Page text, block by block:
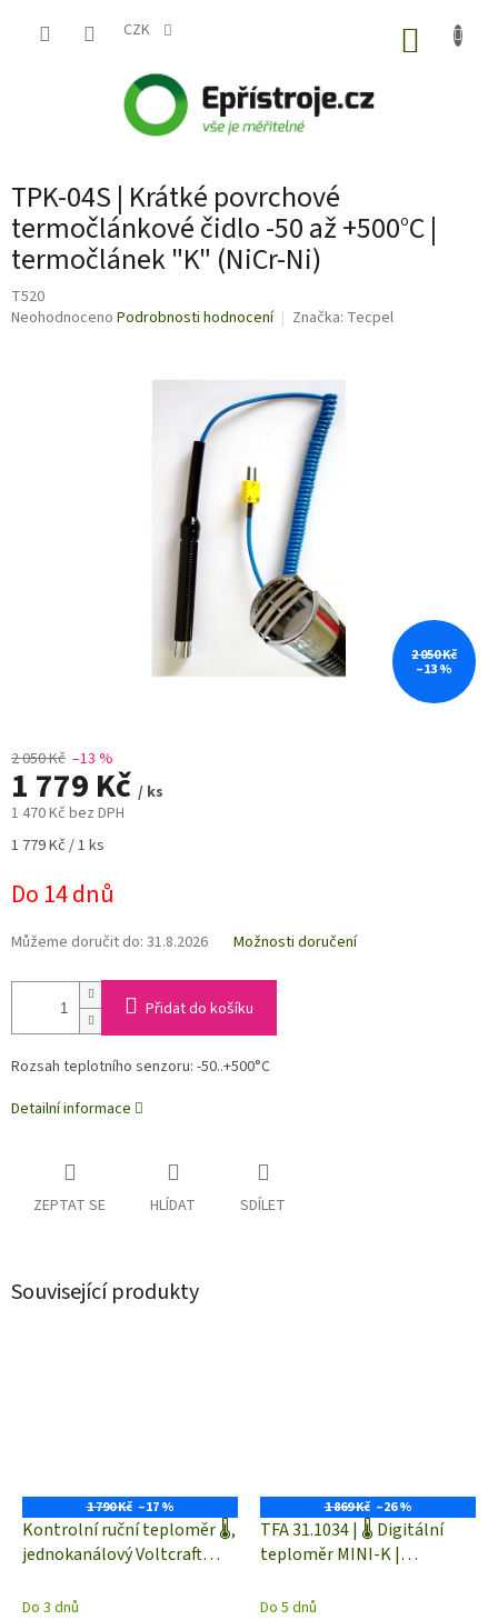
CZK
TPK-04S | Krátké povrchové
termočlánkové čidlo -50 až +500°C |
termočlánek "K" (NiCr-Ni)
T520
Průměrné
Neohodnoceno Podrobnosti hodnocení Značka: Tecpel
2 050 Kč
–13 %
2 050 Kč –13 %
1 779 Kč / ks
1 470 Kč bez DPH
Měrná
1 779 Kč / 1 ks
Do 14 dnů
Můžeme doručit do: 31.8.2026 Možnosti doručení
Přidat do košíku
Rozsah teplotního senzoru: -50..+500°C
Detailní informace
ZEPTAT SE HLÍDAT SDÍLET
Související produkty
1 790 Kč –17 %
Kontrolní ruční teploměr 🌡️,
jednokanálový Voltcraft
"K"
Do 3 dnů
1 869 Kč –26 %
TFA 31.1034 | 🌡️ Digitální
teploměr MINI-K |
Do 5 dnů